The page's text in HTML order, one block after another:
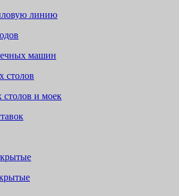
линию
машин
столов
и моек